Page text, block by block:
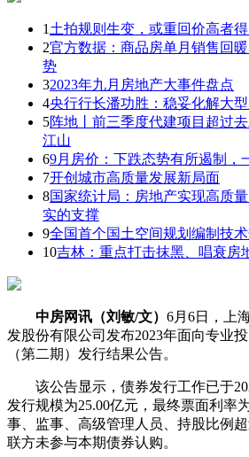
1 土拍规则生变，或重回价高者得
2官方数据：商品房单月销售回
势
32023年九月房地产大事件盘点
4央行行长潘功胜：稳妥化解大
5阵地丨前三季度代建项目超过
江山
69月房价：下跌态势有所遏制，
7开创城市高质量发展新局面
8国家统计局：房地产实现高质
实的支撑
9全国首个国土空间规划编制技
10吉林：重点打击抹黑、唱衰房
中房网讯（刘敏/文） 6月6日，上
发股份有限公司发布2023年面向专业
（第二期）发行结果公告。
该公告显示，债券发行工作已于
发行规模为25.00亿元，最终票面利率
事、监事、高级管理人员、持股比例
联方未参与本期债券认购。